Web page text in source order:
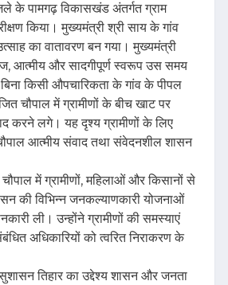
के पामगढ़ विकासखंड अंतर्गत ग्राम
किया। मुख्यमंत्री श्री साय के गांव
का वातावरण बन गया। मुख्यमंत्री
आत्मीय और सादगीपूर्ण स्वरूप उस समय
किसी औपचारिकता के गांव के पीपल
चौपाल में ग्रामीणों के बीच खाट पर
करने लगे। यह दृश्य ग्रामीणों के लिए
आत्मीय संवाद तथा संवेदनशील शासन
में ग्रामीणों, महिलाओं और किसानों से
की विभिन्न जनकल्याणकारी योजनाओं
ली। उन्होंने ग्रामीणों की समस्याएं
अधिकारियों को त्वरित निराकरण के
तिहार का उद्देश्य शासन और जनता